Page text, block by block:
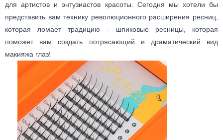
для артистов и энтузиастов красоты. Сегодня мы хотели бы
представить вам технику революционного расширения ресниц,
которая ломает традицию - шпиковые ресницы, которая
поможет вам создать потрясающий и драматический вид
макияжа глаз!